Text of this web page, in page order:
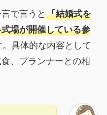
で言うと 「結婚式を
場が開催している参
具体的な内容として
、プランナーとの相